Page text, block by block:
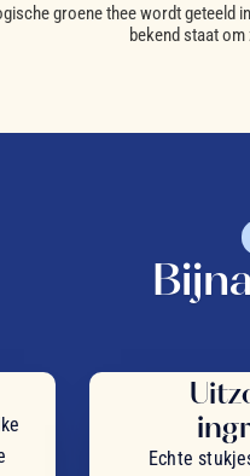
groene thee wordt geteeld
bekend staat
Echte